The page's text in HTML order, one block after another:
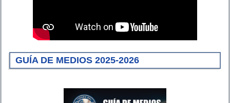
GUÍA DE MEDIOS 2025-2026